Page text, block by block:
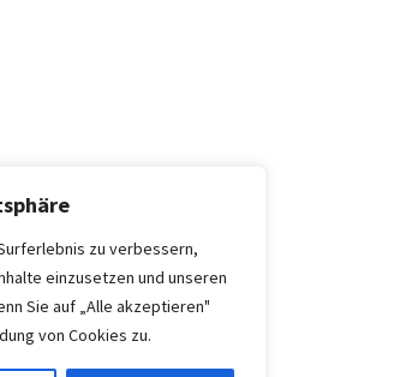
zu verbessern,
einzusetzen und unseren
Sie auf „Alle akzeptieren"
von Cookies zu.